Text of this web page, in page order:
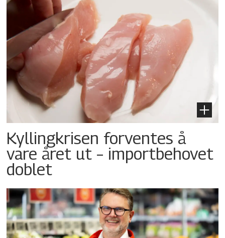
Kyllingkrisen forventes å
vare året ut – importbehovet
doblet